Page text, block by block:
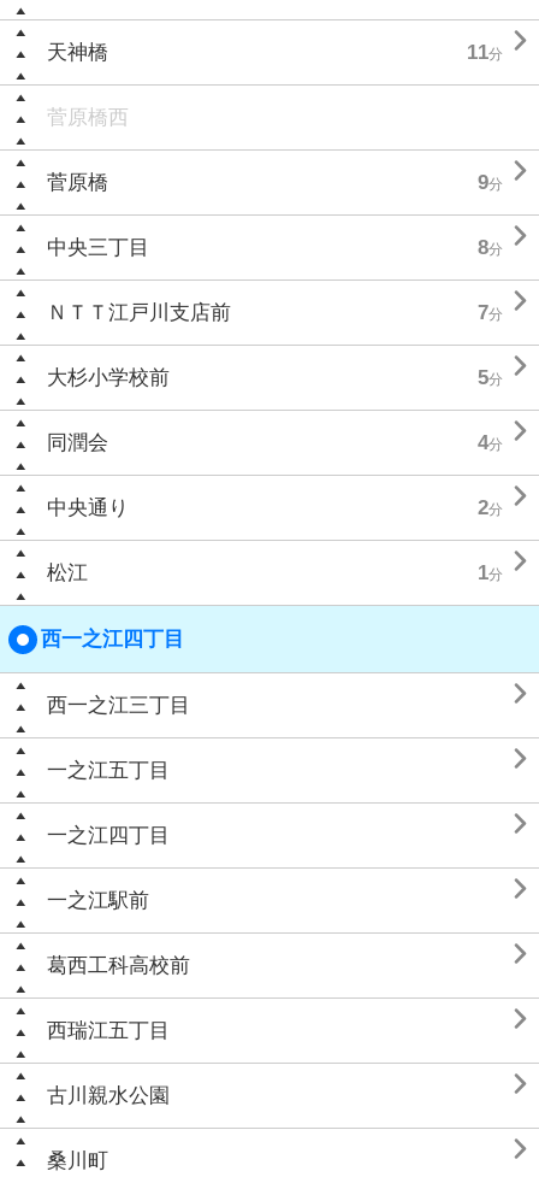
天神橋 11分 
菅原橋西
菅原橋 9分 
中央三丁目 8分 
ＮＴＴ江戸川支店前 7分 
大杉小学校前 5分 
同潤会 4分 
中央通り 2分 
松江 1分 
西一之江四丁目
西一之江三丁目 
一之江五丁目 
一之江四丁目 
一之江駅前 
葛西工科高校前 
西瑞江五丁目 
古川親水公園 
桑川町 